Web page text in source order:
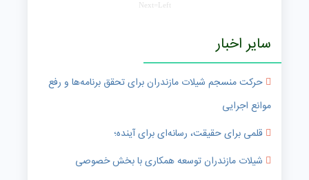
Next=Left
سایر اخبار
حرکت منسجم شیلات مازندران برای تحقق برنامه‌ها و رفع
موانع اجرایی
قلمی برای حقیقت، رسانه‌ای برای آینده؛
شیلات مازندران توسعه همکاری با بخش خصوصی